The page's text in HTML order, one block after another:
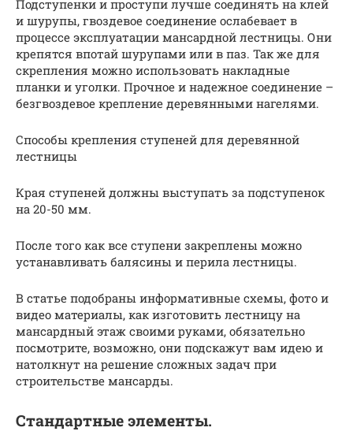
Подступенки и проступи лучше соединять на клей
и шурупы, гвоздевое соединение ослабевает в
процессе эксплуатации мансардной лестницы. Они
крепятся впотай шурупами или в паз. Так же для
скрепления можно использовать накладные
планки и уголки. Прочное и надежное соединение –
безгвоздевое крепление деревянными нагелями.
Способы крепления ступеней для деревянной
лестницы
Края ступеней должны выступать за подступенок
на 20-50 мм.
После того как все ступени закреплены можно
устанавливать балясины и перила лестницы.
В статье подобраны информативные схемы, фото и
видео материалы, как изготовить лестницу на
мансардный этаж своими руками, обязательно
посмотрите, возможно, они подскажут вам идею и
натолкнут на решение сложных задач при
строительстве мансарды.
Стандартные элементы.